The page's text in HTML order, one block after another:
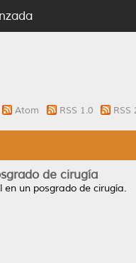
Atom RSS 1.0 RSS
de cirugía
un posgrado de cirugía.